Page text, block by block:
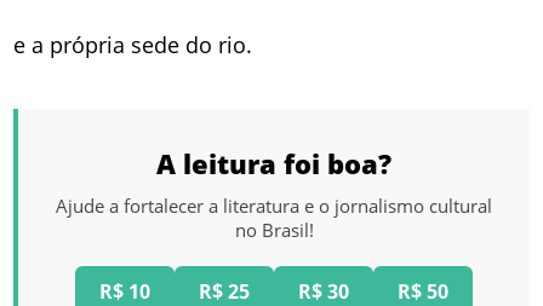
e a própria sede do rio.
A leitura foi boa?
Ajude a fortalecer a literatura e o jornalismo cultural
no Brasil!
R$ 10 R$ 25 R$ 30 R$ 50